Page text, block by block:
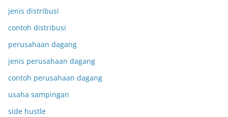
jenis distribusi
contoh distribusi
perusahaan dagang
jenis perusahaan dagang
contoh perusahaan dagang
usaha sampingan
side hustle